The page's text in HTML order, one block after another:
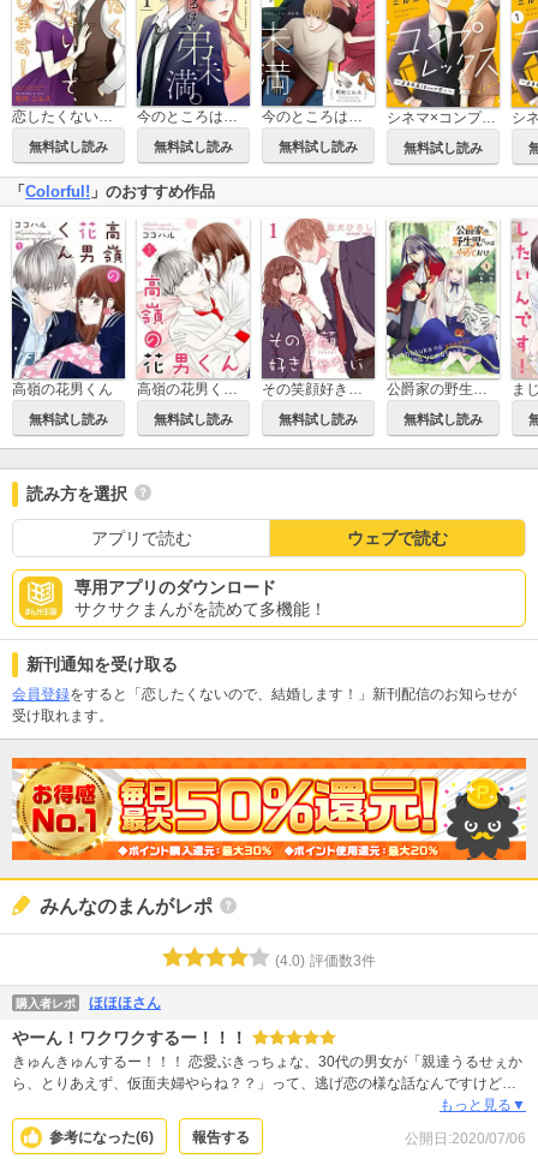
恋したくないので、結婚します！ 【合冊版】
無料試し読み
今のところは、弟未満。
無料試し読み
今のところは、弟未満。【描き下ろしおまけ付き特装版】
無料試し読み
シネマ×コンプレックス～逆身長差10cmの恋人～【単話】
無料試し読み
「 Colorful! 」のおすすめ作品
高嶺の花男くん
無料試し読み 無料試し読み 無料試し読み 無料試し読み
読み方を選択
アプリで読む ウェブで読む
専用アプリのダウンロード
サクサクまんがを読めて多機能！
新刊通知を受け取る
会員登録をすると「恋したくないので、結婚します！」新刊配信のお知らせが
受け取れます。
みんなのまんがレポ
(4.0) 評価数3件
購入者レポ ほほほさん
やーん！ワクワクするー！！！
きゅんきゅんするー！！！ 恋愛ぶきっちょな、30代の男女が「親達うるせぇか
ら、とりあえず、仮面夫婦やらね？？」って、逃げ恋の様な話なんですけど。
な、話が上手くいって、いい関係を気付くのは、現実的には難しいでしょう
が、いいなぁーって思っちゃったりします！！！
もっと見る▼
参考になった(6) 報告する 公開日:2020/07/06